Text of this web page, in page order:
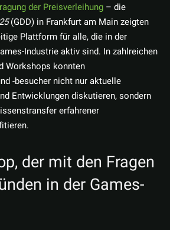
der Preisverleihung – die
(GDD) in Frankfurt am Main zeigten
Plattform für alle, die in der
Industrie aktiv sind. In zahlreichen
Workshops konnten
-besucher nicht nur aktuelle
Entwicklungen diskutieren, sondern
erfahrener
der mit den Fragen
in der Games-